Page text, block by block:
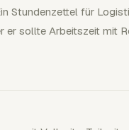
Stundenzettel für
er sollte Arbeitszeit mit